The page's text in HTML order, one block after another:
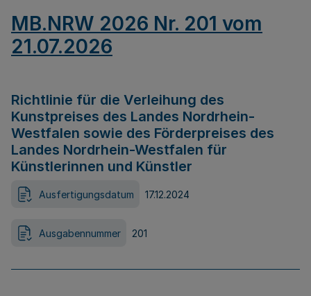
MB.NRW 2026 Nr. 201 vom
21.07.2026
Richtlinie für die Verleihung des
Kunstpreises des Landes Nordrhein-
Westfalen sowie des Förderpreises des
Landes Nordrhein-Westfalen für
Künstlerinnen und Künstler
Ausfertigungsdatum 17.12.2024
Ausgabennummer 201